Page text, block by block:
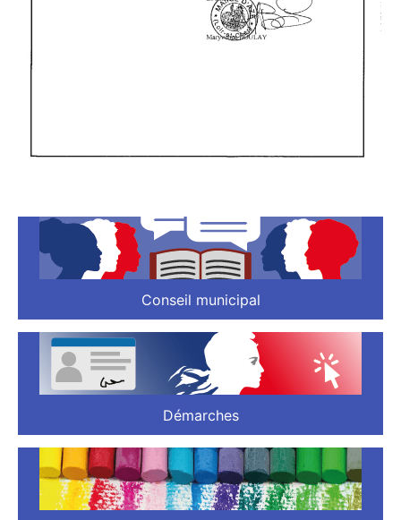
Conseil municipal
Démarches